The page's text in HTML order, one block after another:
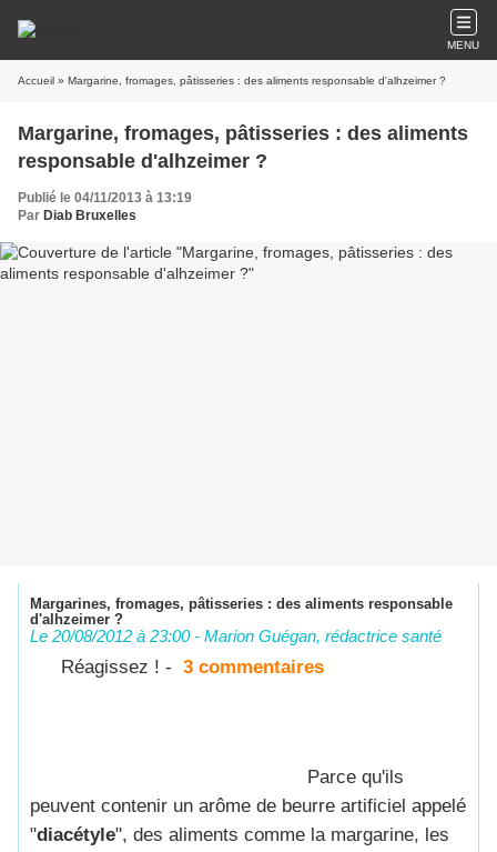
MENU
Accueil » Margarine, fromages, pâtisseries : des aliments responsable d'alhzeimer ?
Margarine, fromages, pâtisseries : des aliments
responsable d'alhzeimer ?
Publié le 04/11/2013 à 13:19
Par Diab Bruxelles
Margarines, fromages, pâtisseries : des aliments responsable
d'alhzeimer ?
Le 20/08/2012 à 23:00 - Marion Guégan, rédactrice santé
Réagissez ! - 3 commentaires
Parce qu'ils
peuvent contenir un arôme de beurre artificiel appelé
"diacétyle", des aliments comme la margarine, les